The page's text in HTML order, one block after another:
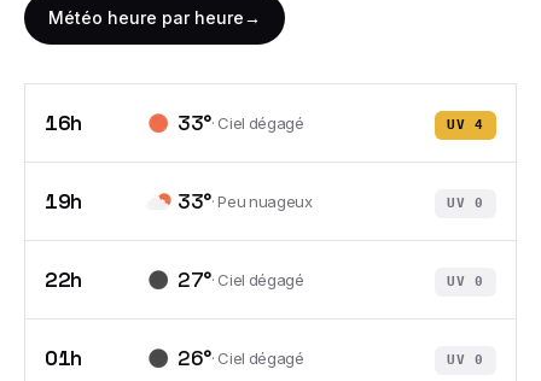
Météo heure par heure→
16h 33°· Ciel dégagé UV4
19h 33°·Peu nuageux UV0
22h 27°· Ciel dégagé UV0
01h 26°· Ciel dégagé UV0